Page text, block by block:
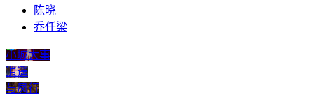
陈晓
乔任梁
小城大事
逍遥
与凤行